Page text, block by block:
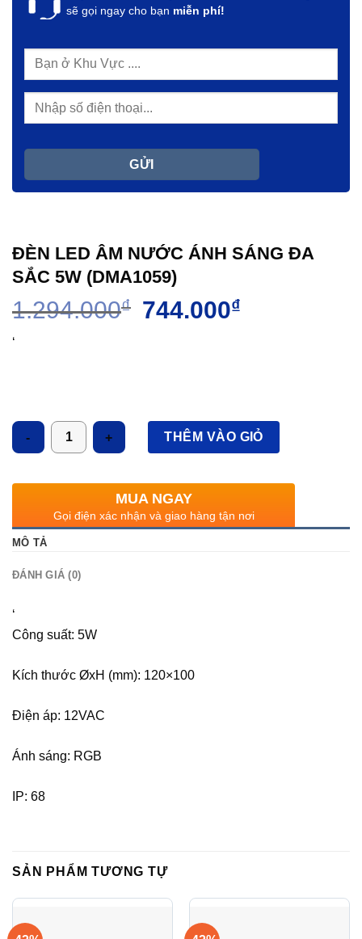
sẽ gọi ngay cho bạn miễn phí!
ĐÈN LED ÂM NƯỚC ÁNH SÁNG ĐA
SẮC 5W (DMA1059)
1.294.000₫ Giá
744.000₫
‘
Số lượng
THÊM VÀO GIỎ
MUA NGAY
Gọi điện xác nhận và giao hàng tận nơi
MÔ TẢ
ĐÁNH GIÁ (0)
‘
Công suất: 5W
Kích thước ØxH (mm): 120×100
Điện áp: 12VAC
Ánh sáng: RGB
IP: 68
SẢN PHẨM TƯƠNG TỰ